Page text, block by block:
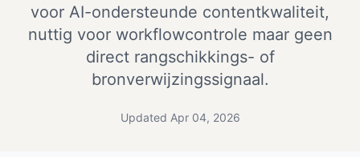
voor AI-ondersteunde contentkwaliteit,
nuttig voor workflowcontrole maar geen
direct rangschikkings- of
bronverwijzingssignaal.
Updated Apr 04, 2026